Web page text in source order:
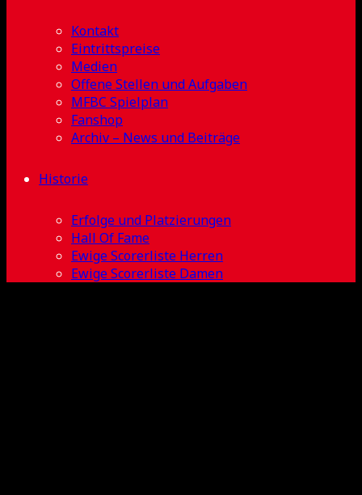
Kontakt
Eintrittspreise
Medien
Offene Stellen und Aufgaben
MFBC Spielplan
Fanshop
Archiv – News und Beiträge
Historie
Erfolge und Platzierungen
Hall Of Fame
Ewige Scorerliste Herren
Ewige Scorerliste Damen